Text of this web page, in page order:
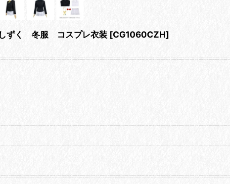
ずく 冬服 コスプレ衣装 [CG1060CZH]